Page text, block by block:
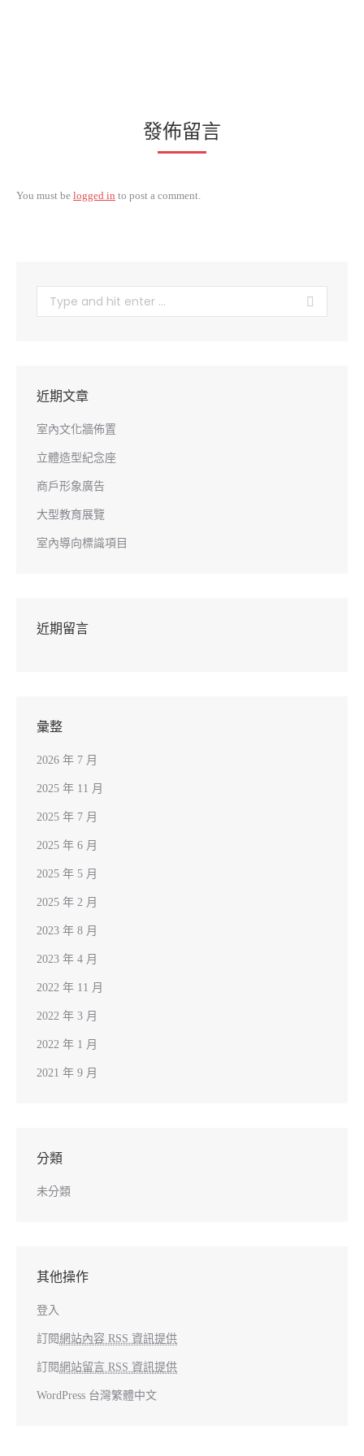
發佈留言
You must be logged in to post a comment.
Search:
近期文章
室內文化牆佈置
立體造型紀念座
商戶形象廣告
大型教育展覽
室內導向標識項目
近期留言
彙整
2026 年 7 月
2025 年 11 月
2025 年 7 月
2025 年 6 月
2025 年 5 月
2025 年 2 月
2023 年 8 月
2023 年 4 月
2022 年 11 月
2022 年 3 月
2022 年 1 月
2021 年 9 月
分類
未分類
其他操作
登入
訂閱網站內容 RSS 資訊提供
訂閱網站留言 RSS 資訊提供
WordPress 台灣繁體中文